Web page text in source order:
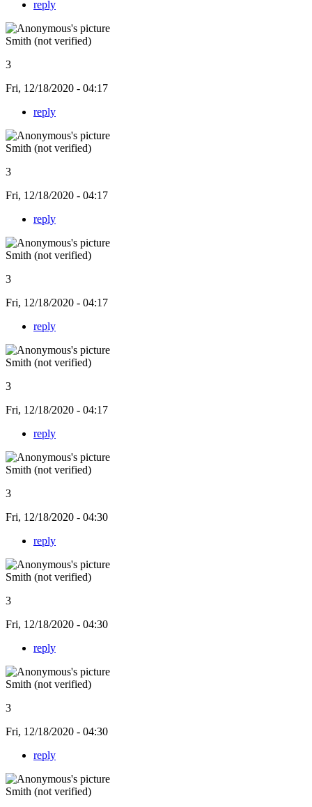
reply
Smith (not verified)
3
Fri, 12/18/2020 - 04:17
reply
Smith (not verified)
3
Fri, 12/18/2020 - 04:17
reply
Smith (not verified)
3
Fri, 12/18/2020 - 04:17
reply
Smith (not verified)
3
Fri, 12/18/2020 - 04:17
reply
Smith (not verified)
3
Fri, 12/18/2020 - 04:30
reply
Smith (not verified)
3
Fri, 12/18/2020 - 04:30
reply
Smith (not verified)
3
Fri, 12/18/2020 - 04:30
reply
Smith (not verified)